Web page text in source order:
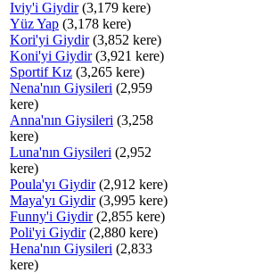
Iviy'i Giydir(3,179 kere)
Yüz Yap (3,178 kere)
Kori'yi Giydir(3,852 kere)
Koni'yi Giydir(3,921 kere)
Sportif Kız (3,265 kere)
Nena'nın Giysileri (2,959
kere)
Anna'nın Giysileri (3,258
kere)
Luna'nın Giysileri (2,952
kere)
Poula'yı Giydir(2,912 kere)
Maya'yı Giydir(3,995 kere)
Funny'i Giydir(2,855 kere)
Poli'yi Giydir(2,880 kere)
Hena'nın Giysileri (2,833
kere)